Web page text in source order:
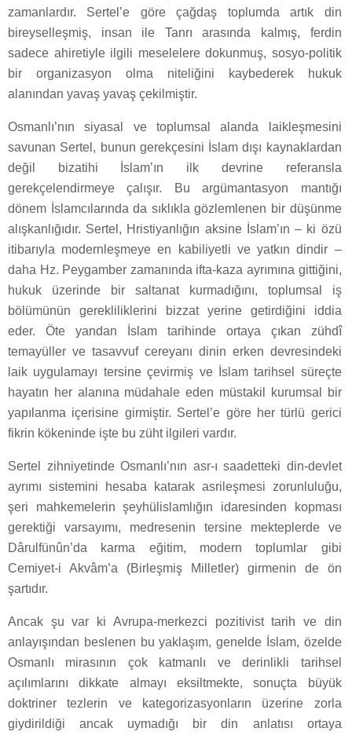
zamanlardır. Sertel’e göre çağdaş toplumda artık din
bireyselleşmiş, insan ile Tanrı arasında kalmış, ferdin
sadece ahiretiyle ilgili meselelere dokunmuş, sosyo-politik
bir organizasyon olma niteliğini kaybederek hukuk
alanından yavaş yavaş çekilmiştir.
Osmanlı’nın siyasal ve toplumsal alanda laikleşmesini
savunan Sertel, bunun gerekçesini İslam dışı kaynaklardan
değil bizatihi İslam’ın ilk devrine referansla
gerekçelendirmeye çalışır. Bu argümantasyon mantığı
dönem İslamcılarında da sıklıkla gözlemlenen bir düşünme
alışkanlığıdır. Sertel, Hristiyanlığın aksine İslam’ın – ki özü
itibarıyla modernleşmeye en kabiliyetli ve yatkın dindir –
daha Hz. Peygamber zamanında ifta-kaza ayrımına gittiğini,
hukuk üzerinde bir saltanat kurmadığını, toplumsal iş
bölümünün gerekliliklerini bizzat yerine getirdiğini iddia
eder. Öte yandan İslam tarihinde ortaya çıkan zühdî
temayüller ve tasavvuf cereyanı dinin erken devresindeki
laik uygulamayı tersine çevirmiş ve İslam tarihsel süreçte
hayatın her alanına müdahale eden müstakil kurumsal bir
yapılanma içerisine girmiştir. Sertel’e göre her türlü gerici
fikrin kökeninde işte bu züht ilgileri vardır.
Sertel zihniyetinde Osmanlı’nın asr-ı saadetteki din-devlet
ayrımı sistemini hesaba katarak asrileşmesi zorunluluğu,
şeri mahkemelerin şeyhülislamlığın idaresinden kopması
gerektiği varsayımı, medresenin tersine mekteplerde ve
Dârulfünûn’da karma eğitim, modern toplumlar gibi
Cemiyet-i Akvâm’a (Birleşmiş Milletler) girmenin de ön
şartıdır.
Ancak şu var ki Avrupa-merkezci pozitivist tarih ve din
anlayışından beslenen bu yaklaşım, genelde İslam, özelde
Osmanlı mirasının çok katmanlı ve derinlikli tarihsel
açılımlarını dikkate almayı eksiltmekte, sonuçta büyük
doktriner tezlerin ve kategorizasyonların üzerine zorla
giydirildiği ancak uymadığı bir din anlatısı ortaya